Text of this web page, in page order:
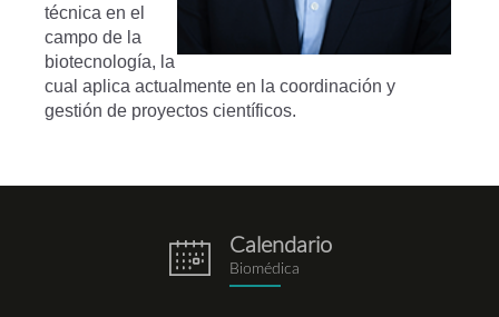
técnica en el
campo de la
biotecnología, la
cual aplica actualmente en la coordinación y
gestión de proyectos científicos.
eventos.png
Calendario
Biomédica